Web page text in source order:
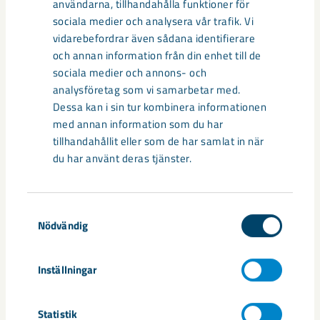
användarna, tillhandahålla funktioner för
sociala medier och analysera vår trafik. Vi
vidarebefordrar även sådana identifierare
och annan information från din enhet till de
sociala medier och annons- och
analysföretag som vi samarbetar med.
Dessa kan i sin tur kombinera informationen
med annan information som du har
tillhandahållit eller som de har samlat in när
du har använt deras tjänster.
Nödvändig
Inställningar
Statistik
Taggar
Projekt Kiruna samhällsomvandling
Relaterat innehåll